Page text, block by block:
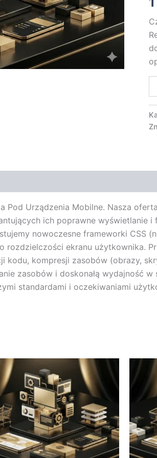
Pod Urządzenia Mobilne. Nasza
ich poprawne wyświetlanie
nowoczesne frameworki CSS
rozdzielczości ekranu użytkownika.
kodu, kompresji zasobów (obrazy,
zasobów i doskonałą wydajność
standardami i oczekiwaniami